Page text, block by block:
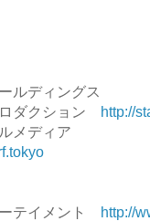
ルディングス
ダクション http://
メディア
テイメント http://